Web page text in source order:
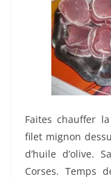
Faites chauffer
filet mignon
d’huile d’olive.
Corses. Temps